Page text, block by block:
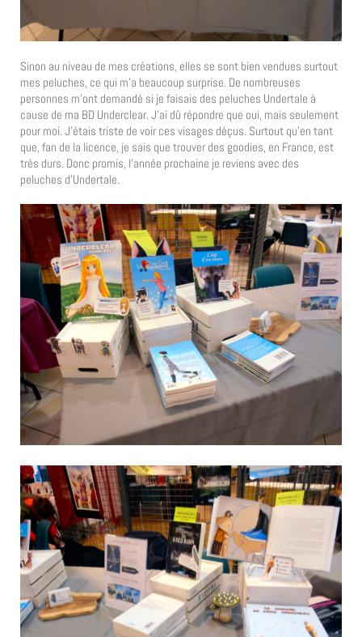
Sinon au niveau de mes créations, elles se sont bien vendues surtout
mes peluches, ce qui m’a beaucoup surprise. De nombreuses
personnes m’ont demandé si je faisais des peluches Undertale à
cause de ma BD Underclear. J’ai dû répondre que oui, mais seulement
pour moi. J’étais triste de voir ces visages déçus. Surtout qu’en tant
que, fan de la licence, je sais que trouver des goodies, en France, est
très durs. Donc promis, l’année prochaine je reviens avec des
peluches d’Undertale.